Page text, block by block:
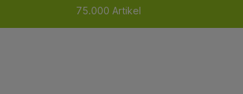
75.000 Artikel